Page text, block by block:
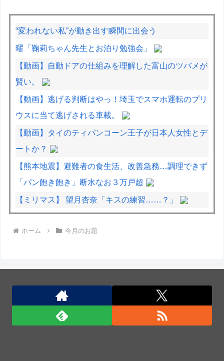
“変われない私”が動き出す瞬間に出会う
曜「鞠莉ちゃん先生とお泊り勉強会」
【動画】自動ドアの仕組みを理解した富山のツバメが
賢い。
【動画】逃げる判断はやっ！埼玉でスマホ運転のプリ
ウスに当て逃げされる車載。
【動画】タイのティパンコーン王子が日本人女性とデ
ートか？
【熊本地震】避難者の食生活、改善急務…調理できず
「パン飽き飽き」断水なお３万戸超
【ミリマス】 望月杏奈「キスの練習……？」
い、えっと、上司のパワハラと飲み会の多さにメンタ
日本人はBYDの軽EV「ラッコ」をどう見ているの
ホーム 今月のお題